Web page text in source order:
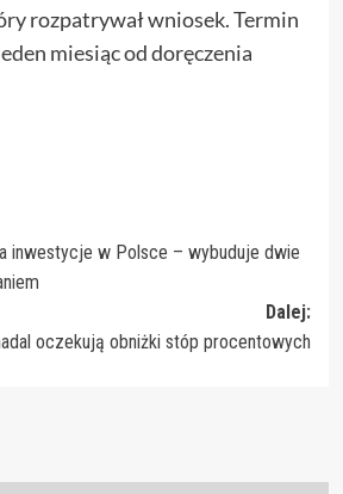
rozpatrywał wniosek. Termin
miesiąc od doręczenia
inwestycje w Polsce – wybuduje dwie
Dalej:
oczekują obniżki stóp procentowych